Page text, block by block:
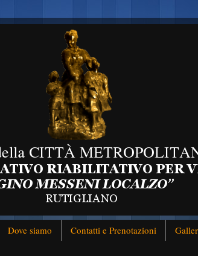
Dove siamo Contatti e Prenotazioni